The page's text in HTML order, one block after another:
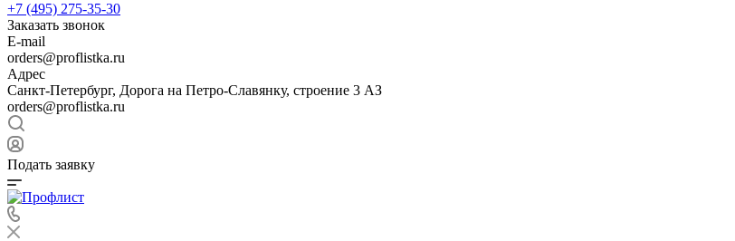
+7 (495) 275-35-30
Заказать звонок
E-mail
orders@proflistka.ru
Адрес
Санкт-Петербург, Дорога на Петро-Славянку, строение 3 АЗ
orders@proflistka.ru
Подать заявку